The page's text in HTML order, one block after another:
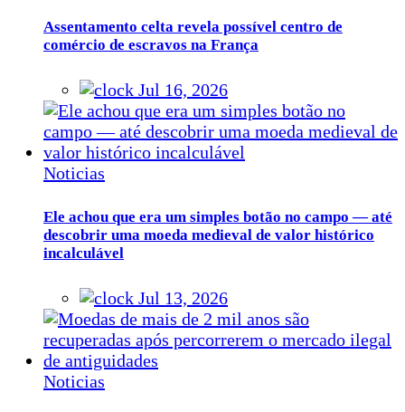
Assentamento celta revela possível centro de
comércio de escravos na França
Jul 16, 2026
Noticias
Ele achou que era um simples botão no campo — até
descobrir uma moeda medieval de valor histórico
incalculável
Jul 13, 2026
Noticias